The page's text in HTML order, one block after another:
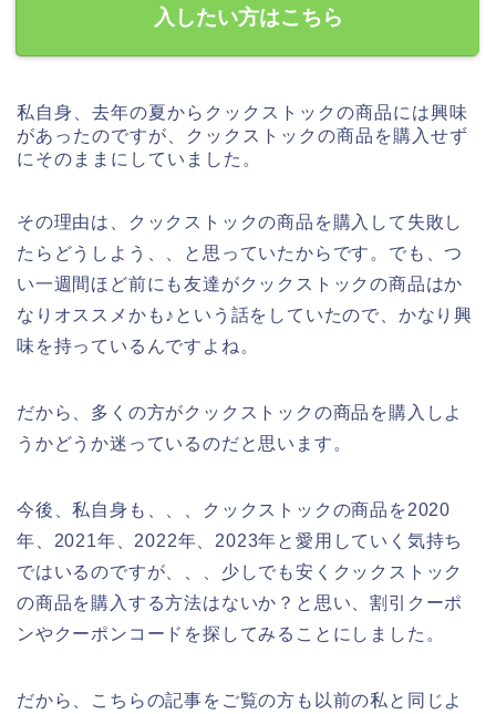
入したい方はこちら
私自身、去年の夏からクックストックの商品には興味
があったのですが、クックストックの商品を購入せず
にそのままにしていました。
その理由は、クックストックの商品を購入して失敗し
たらどうしよう、、と思っていたからです。でも、つ
い一週間ほど前にも友達がクックストックの商品はか
なりオススメかも♪という話をしていたので、かなり興
味を持っているんですよね。
だから、多くの方がクックストックの商品を購入しよ
うかどうか迷っているのだと思います。
今後、私自身も、、、クックストックの商品を2020
年、2021年、2022年、2023年と愛用していく気持ち
ではいるのですが、、、少しでも安くクックストック
の商品を購入する方法はないか？と思い、割引クーポ
ンやクーポンコードを探してみることにしました。
だから、こちらの記事をご覧の方も以前の私と同じよ